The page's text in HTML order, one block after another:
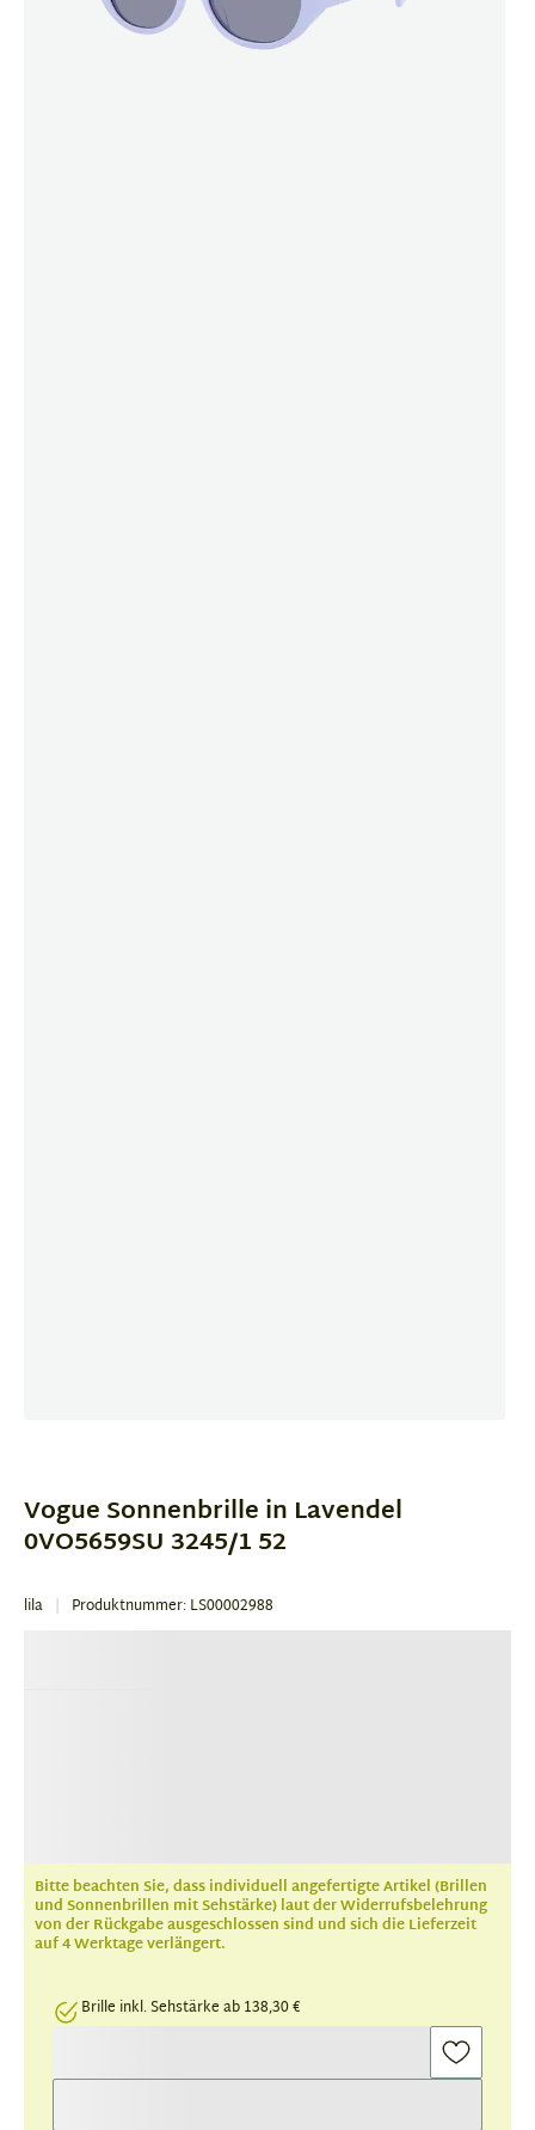
3
Vogue Sonnenbrille in Lavendel
0VO5659SU 3245/1 52
lila Produktnummer: LS00002988
Bitte beachten Sie, dass individuell angefertigte Artikel (Brillen
und Sonnenbrillen mit Sehstärke) laut der Widerrufsbelehrung
von der Rückgabe ausgeschlossen sind und sich die Lieferzeit
auf 4 Werktage verlängert.
Brille inkl. Sehstärke ab 138,30 €